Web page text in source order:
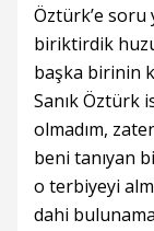
Öztürk’e
biriktirdik
başka birinin
Sanık Öztürk
olmadım,
beni tanıyan
o terbiyeyi
dahi